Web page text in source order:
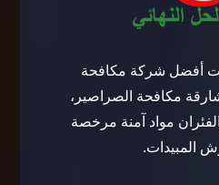
أفضل شركة مكافحة
مكافحة الصراصير،
مواد آمنة مرخصة
المبيدات.